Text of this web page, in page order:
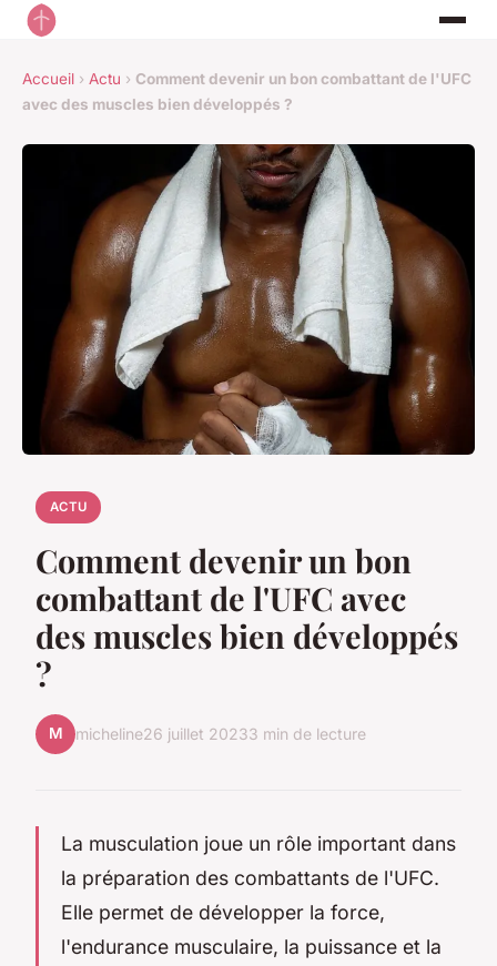
Accueil › Actu › Comment devenir un bon combattant de l'UFC
avec des muscles bien développés ?
ACTU
Comment devenir un bon
combattant de l'UFC avec
des muscles bien développés
?
M micheline26 juillet 20233 min de lecture
La musculation joue un rôle important dans
la préparation des combattants de l'UFC.
Elle permet de développer la force,
l'endurance musculaire, la puissance et la